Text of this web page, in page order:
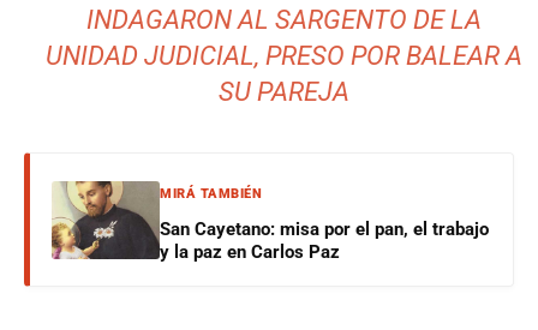
INDAGARON AL SARGENTO DE LA
UNIDAD JUDICIAL, PRESO POR BALEAR A
SU PAREJA
MIRÁ TAMBIÉN
San Cayetano: misa por el pan, el trabajo
y la paz en Carlos Paz